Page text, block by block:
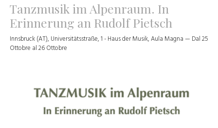
Tanzmusik im Alpenraum. In
Erinnerung an Rudolf Pietsch
Innsbruck (AT), Universitätsstraße, 1 - Haus der Musik, Aula Magna — Dal 25
Ottobre al 26 Ottobre